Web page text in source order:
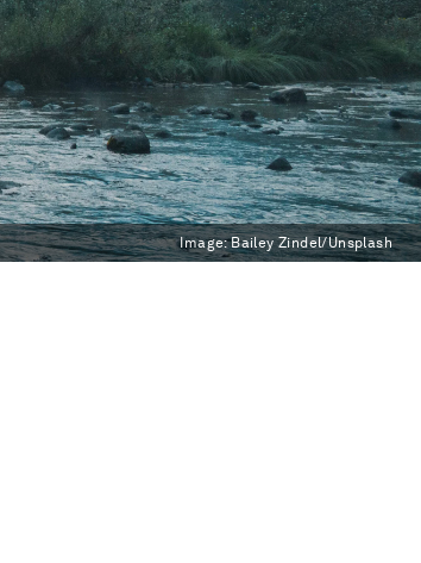
Image:Bailey Zindel/Unsplash